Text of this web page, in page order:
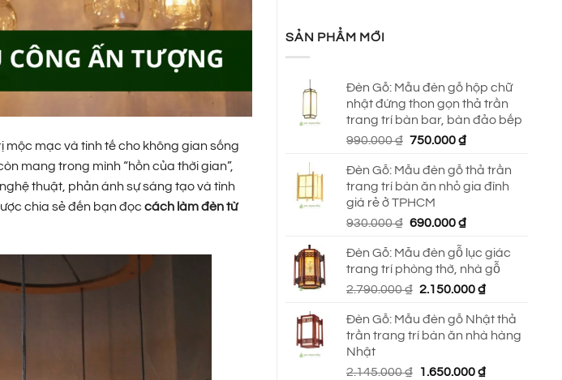
mộc mạc và tinh tế cho không gian sống
mang trong mình “hồn của thời gian”,
thuật, phản ánh sự sáng tạo và tình
chia sẻ đến bạn đọc cách làm đèn từ
SẢN PHẨM MỚI
Đèn Gỗ: Mẫu đèn gỗ hộp chữ
nhật đứng thon gọn thả trần
trang trí bàn bar, bàn đảo bếp
990.000₫ Giá
là:
990.000 ₫.
750.000₫Giá
tại
là:
Đèn Gỗ: Mẫu đèn gỗ thả trần
trang trí bàn ăn nhỏ gia đình
giá rẻ ở TPHCM
930.000₫ Giá
là:
930.000 ₫.
690.000₫Giá
tại
là:
690.000 ₫.
Đèn Gỗ: Mẫu đèn gỗ lục giác
trang trí phòng thờ, nhà gỗ
2.790.000₫ Giá
là:
2.790.000 ₫.
2.150.000₫Giá
tại
là:
Đèn Gỗ: Mẫu đèn gỗ Nhật thả
trần trang trí bàn ăn nhà hàng
Nhật
2.145.000₫
Giá
1.650.000₫Giá